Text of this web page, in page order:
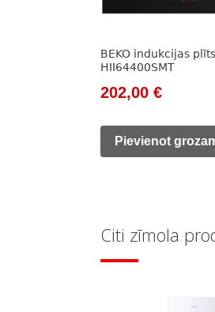
BEKO indukcijas
HII64400SMT
Original
was:
202,00 €Current
is:
Pievienot
Citi zīmola